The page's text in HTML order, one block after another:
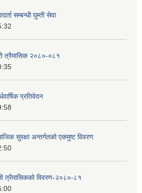
सम्बन्धी घुम्ती सेवा
त्रैमासिक २०८०-०८१
प्रतिवेदन
सुरक्षा अन्तर्गतको एकमुष्ट विवरण
त्रैमासिकको विवरण-२०८०-८१